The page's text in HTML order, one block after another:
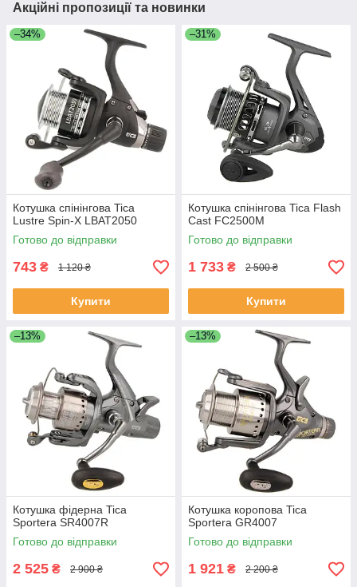
Акційні пропозиції та новинки
–34%
Котушка спінінгова Tica
Lustre Spin-X LBAT2050
Готово до відправки
743 ₴ 1 120 ₴
Купити
–31%
Котушка спінінгова Tica Flash
Cast FC2500M
Готово до відправки
1 733 ₴ 2 500 ₴
Купити
–13%
Котушка фідерна Tica
Sportera SR4007R
Готово до відправки
2 525 ₴ 2 900 ₴
–13%
Котушка коропова Tica
Sportera GR4007
Готово до відправки
1 921 ₴ 2 200 ₴